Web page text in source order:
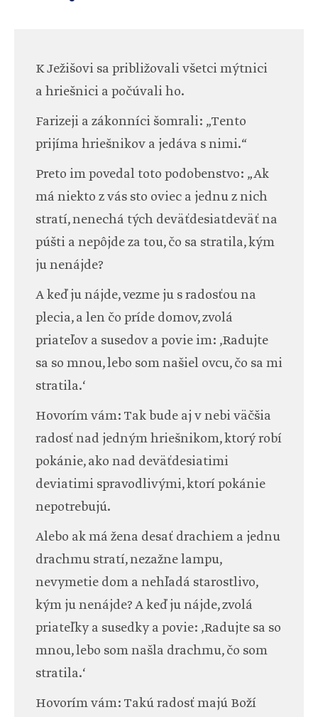
K Ježišovi sa približovali všetci mýtnici
a hriešnici a počúvali ho.
Farizeji a zákonníci šomrali: „Tento
prijíma hriešnikov a jedáva s nimi.“
Preto im povedal toto podobenstvo: „Ak
má niekto z vás sto oviec a jednu z nich
stratí, nenechá tých deväťdesiatdeväť na
púšti a nepôjde za tou, čo sa stratila, kým
ju nenájde?
A keď ju nájde, vezme ju s radosťou na
plecia, a len čo príde domov, zvolá
priateľov a susedov a povie im: ‚Radujte
sa so mnou, lebo som našiel ovcu, čo sa mi
stratila.‘
Hovorím vám: Tak bude aj v nebi väčšia
radosť nad jedným hriešnikom, ktorý robí
pokánie, ako nad deväťdesiatimi
deviatimi spravodlivými, ktorí pokánie
nepotrebujú.
Alebo ak má žena desať drachiem a jednu
drachmu stratí, nezažne lampu,
nevymetie dom a nehľadá starostlivo,
kým ju nenájde? A keď ju nájde, zvolá
priateľky a susedky a povie: ‚Radujte sa so
mnou, lebo som našla drachmu, čo som
stratila.‘
Hovorím vám: Takú radosť majú Boží